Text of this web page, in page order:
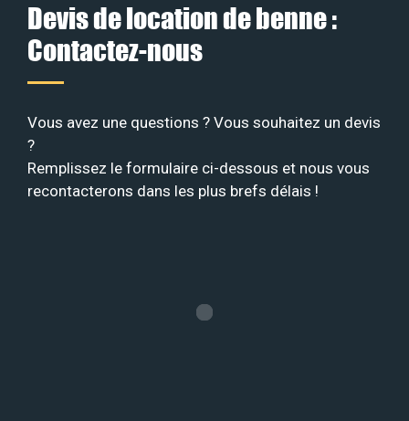
Devis de location de benne :
Contactez-nous
Vous avez une questions ? Vous souhaitez un devis
?
Remplissez le formulaire ci-dessous et nous vous
recontacterons dans les plus brefs délais !